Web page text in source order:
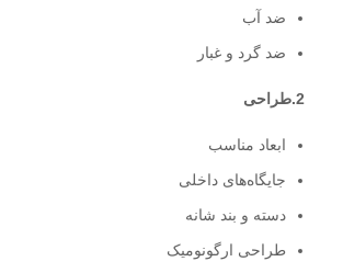
ضد آب
ضد گرد و غبار
2.طراحی
ابعاد مناسب
جایگاه‌های داخلی
دسته و بند شانه
طراحی ارگونومیک